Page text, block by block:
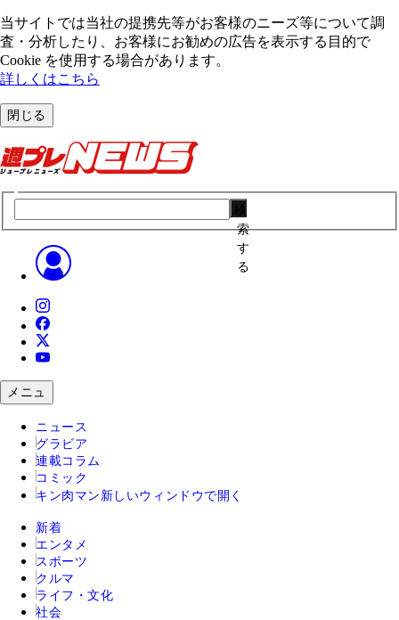
当サイトでは当社の提携先等がお客様のニーズ等について調
査・分析したり、お客様にお勧めの広告を表⽰する⽬的で
Cookie を使⽤する場合があります。
詳しくはこちら
閉じる
索
す
る
メニュ
ニュース
グラビア
連載コラム
コミック
キン肉マン 新しいウィンドウで開く
新着
エンタメ
スポーツ
クルマ
ライフ・文化
社会